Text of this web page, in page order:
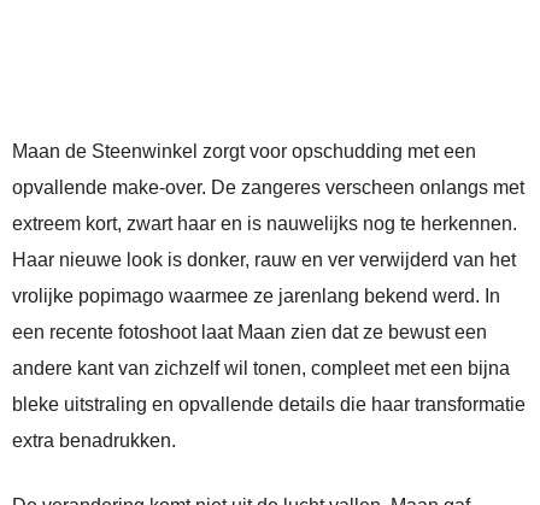
Maan de Steenwinkel zorgt voor opschudding met een
opvallende make-over. De zangeres verscheen onlangs met
extreem kort, zwart haar en is nauwelijks nog te herkennen.
Haar nieuwe look is donker, rauw en ver verwijderd van het
vrolijke popimago waarmee ze jarenlang bekend werd. In
een recente fotoshoot laat Maan zien dat ze bewust een
andere kant van zichzelf wil tonen, compleet met een bijna
bleke uitstraling en opvallende details die haar transformatie
extra benadrukken.